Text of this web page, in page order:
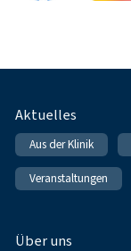
Fußnavigation
Aktuelles
Aus der Klinik
Veranstaltungen
Über uns